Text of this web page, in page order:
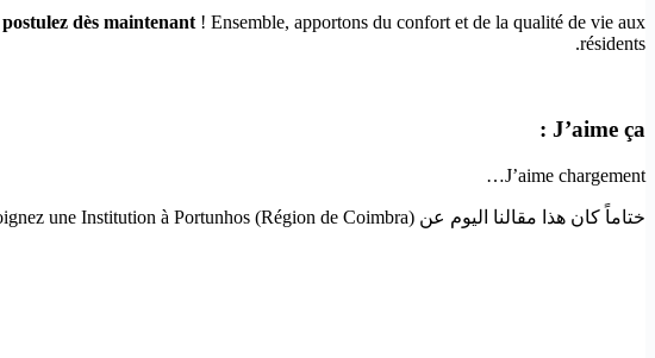
postulez dès maintenant ! Ensemble, apportons du confort et de la qualité de vie aux
résidents.
J’aime ça :
J’aime chargement…
ختاماً كان هذا مقالنا اليوم عن Aide-soignant(e) – Rejoignez une Institution à Portunhos (Région de Coimbra) ! إذا أعجبك المقال فلا تنسى مشاركته حتى يستفيد منه الآخرون.